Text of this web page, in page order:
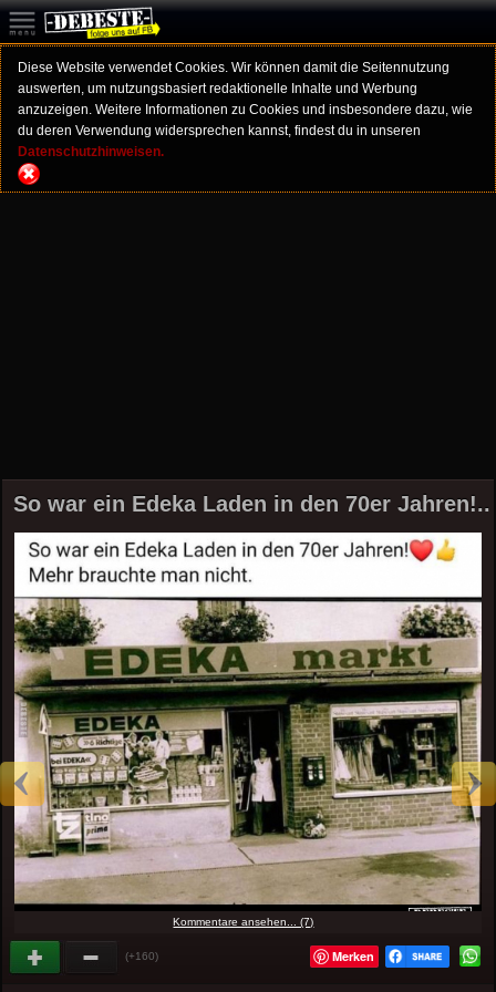
Diese Website verwendet Cookies. Wir können damit die Seitennutzung
auswerten, um nutzungsbasiert redaktionelle Inhalte und Werbung
anzuzeigen. Weitere Informationen zu Cookies und insbesondere dazu, wie
du deren Verwendung widersprechen kannst, findest du in unseren
Datenschutzhinweisen.
So war ein Edeka Laden in den 70er Jahren!..
Kommentare ansehen... (7)
(+160) Merken